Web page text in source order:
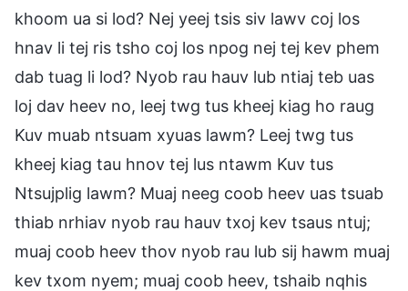
khoom ua si lod? Nej yeej tsis siv lawv coj los
hnav li tej ris tsho coj los npog nej tej kev phem
dab tuag li lod? Nyob rau hauv lub ntiaj teb uas
loj dav heev no, leej twg tus kheej kiag ho raug
Kuv muab ntsuam xyuas lawm? Leej twg tus
kheej kiag tau hnov tej lus ntawm Kuv tus
Ntsujplig lawm? Muaj neeg coob heev uas tsuab
thiab nrhiav nyob rau hauv txoj kev tsaus ntuj;
muaj coob heev thov nyob rau lub sij hawm muaj
kev txom nyem; muaj coob heev, tshaib nqhis